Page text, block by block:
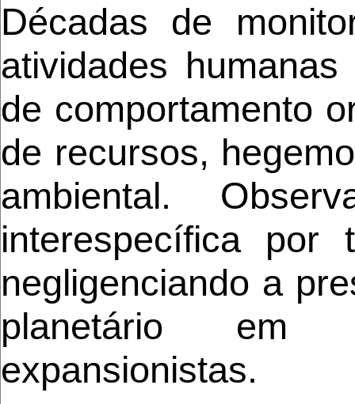
Décadas de
atividades
de comportamento
de recursos,
ambiental.
interespecífica por
negligenciando a
planetário em
expansionistas.